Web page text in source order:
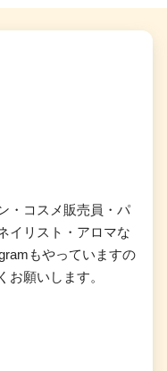
・コスメ販売員・パ
イリスト・アロマな
もやっていますの
お願いします。